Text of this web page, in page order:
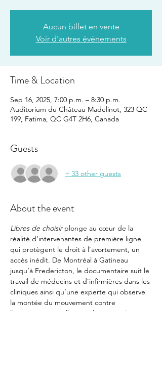
Aucun billet en vente
Voir d'autres événements
Time & Location
Sep 16, 2025, 7:00 p.m. – 8:30 p.m.
Auditorium du Château Madelinot, 323 QC-
199, Fatima, QC G4T 2H6, Canada
Guests
+ 33 other guests
About the event
Libres de choisir plonge au cœur de la
réalité d’intervenantes de première ligne
qui protègent le droit à l’avortement, un
accès inédit. De Montréal à Gatineau
jusqu’à Fredericton, le documentaire suit le
travail de médecins et d’infirmières dans les
cliniques ainsi qu’une experte qui observe
la montée du mouvement contre
l’avortement en allant sur le terrain. Leurs